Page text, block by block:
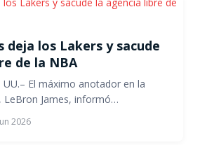
deja los Lakers y sacude
de la NBA
UU.– El máximo anotador en la
LeBron James, informó…
2026